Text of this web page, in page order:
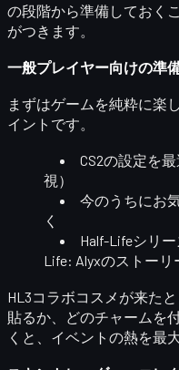
の段階から準備しておく
がつきます。
一般プレイヤー向けの準
まずはゲームを純粋に楽
イントです。
CS2の設定を
視）
今のうちにお
く
Half-Lifeシリ
Life: Alyxのストーリ
HL3コラボコスメが来た
貼るか、どのチャームを
くと、イベントの熱を最